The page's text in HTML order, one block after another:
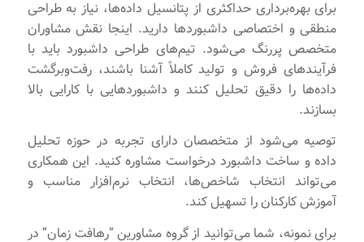
برای بهره‌برداری حداکثری از پتانسیل داده‌ها، نیاز به طراحی
منطقی و اختصاصی داشبوردها دارید. اینجا نقش مشاوران
متخصص پررنگ می‌شود. تیم‌های طراحی داشبورد باید با
فرآیندهای فروش و تولید کاملاً آشنا باشند، رفت‌و‌برگشت
داده‌ها را دقیق تحلیل کنند و داشبوردهایی با کارایی بالا
بسازند.
توصیه می‌شود از متخصصان دارای تجربه در حوزه تحلیل
داده و ساخت داشبورد درخواست مشاوره کنید. این همکاری
می‌تواند انتخاب شاخص‌ها، انتخاب نرم‌افزار مناسب و
آموزش کارکنان را تسهیل کند.
برای نمونه، شما می‌توانید از گروه مشاورین “رهافت زمان” در